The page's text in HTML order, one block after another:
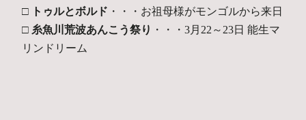
□ トゥルとボルド ・・・お祖母様がモンゴルから来日
□ 糸魚川荒波あんこう祭り ・・・3月22～23日 能生マ
リンドリーム